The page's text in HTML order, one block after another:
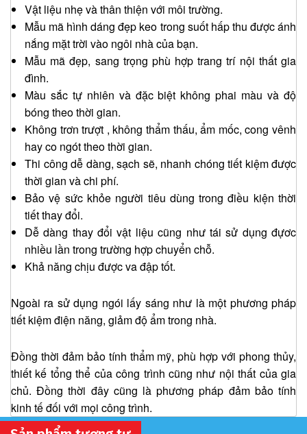
Vật liệu nhẹ và thân thiện với môi trường.
Mẫu mã hình dáng đẹp keo trong suốt hấp thu được ánh
nắng mặt trời vào ngôi nhà của bạn.
Mẫu mã đẹp, sang trọng phù hợp trang trí nội thất gia
đình.
Màu sắc tự nhiên và đặc biệt không phai màu và độ
bóng theo thời gian.
Không trơn trượt , không thẩm thấu, ẩm mốc, cong vênh
hay co ngót theo thời gian.
Thi công dễ dàng, sạch sẽ, nhanh chóng tiết kiệm được
thời gian và chi phí.
Bảo vệ sức khỏe người tiêu dùng trong điều kiện thời
tiết thay đổi.
Dễ dàng thay đổi vật liệu cũng như tái sử dụng đựơc
nhiều lần trong trường hợp chuyển chỗ.
Khả năng chịu được va đập tốt.
Ngoài ra sử dụng ngói lấy sáng như là một phương pháp
tiết kiệm điện năng, giảm độ ẩm trong nhà.
Đồng thời đảm bảo tính thẩm mỹ, phù hợp với phong thủy,
thiết kế tổng thể của công trình cũng như nội thất của gia
chủ. Đồng thời đây cũng là phương pháp đảm bảo tính
kinh tế đối với mọi công trình.